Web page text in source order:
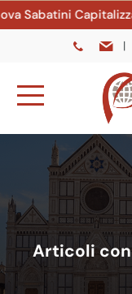
|
Articoli